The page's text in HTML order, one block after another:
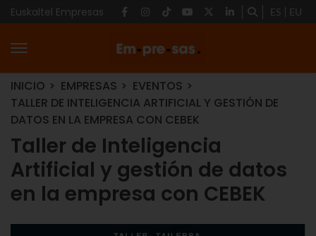
Euskaltel Empresas ES EU
INICIO EMPRESAS
EVENTOS
TALLER DE INTELIGENCIA ARTIFICIAL Y GESTIÓN DE
DATOS EN LA EMPRESA CON CEBEK
Taller de Inteligencia
Artificial y gestión de datos
en la empresa con CEBEK